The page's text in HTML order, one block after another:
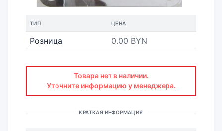
ТИП ЦЕНА
Розница 0.00 BYN
Товара нет в наличии.
Уточните информацию у менеджера.
КРАТКАЯ ИНФОРМАЦИЯ